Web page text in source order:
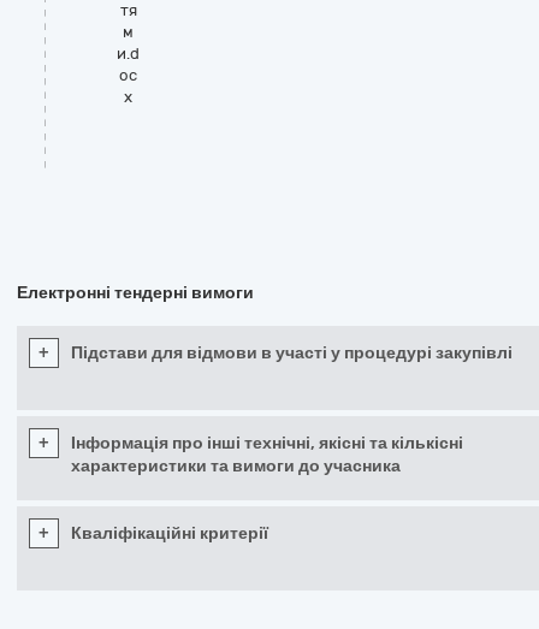
тя
м
и.d
oc
x
Електронні тендерні вимоги
+ Підстави для відмови в участі у процедурі закупівлі
+
Інформація про інші технічні, якісні та кількісні
характеристики та вимоги до учасника
+ Кваліфікаційні критерії